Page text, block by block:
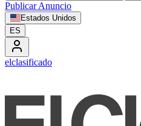
Publicar Anuncio
Estados Unidos
ES
elclasificado